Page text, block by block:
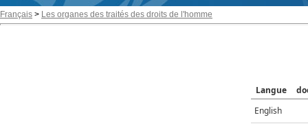
Français > Les organes des traités des droits de l'homme
Langue
English